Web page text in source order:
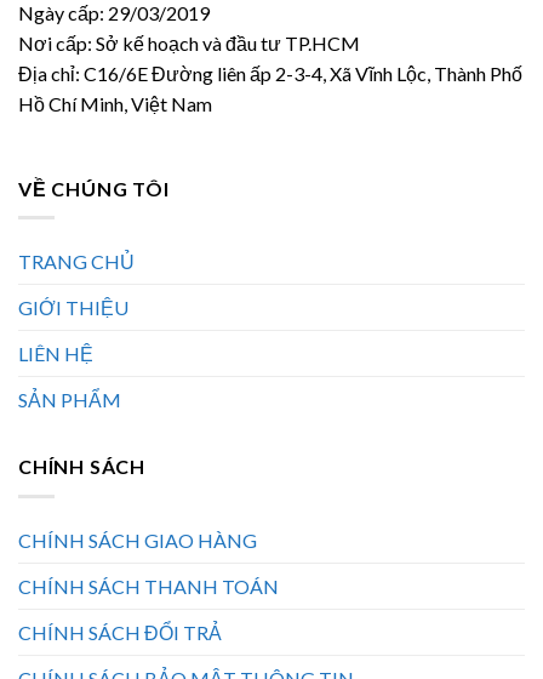
Ngày cấp: 29/03/2019
Nơi cấp: Sở kế hoạch và đầu tư TP.HCM
Địa chỉ: C16/6E Đường liên ấp 2-3-4, Xã Vĩnh Lộc, Thành Phố
Hồ Chí Minh, Việt Nam
VỀ CHÚNG TÔI
TRANG CHỦ
GIỚI THIỆU
LIÊN HỆ
SẢN PHẨM
CHÍNH SÁCH
CHÍNH SÁCH GIAO HÀNG
CHÍNH SÁCH THANH TOÁN
CHÍNH SÁCH ĐỔI TRẢ